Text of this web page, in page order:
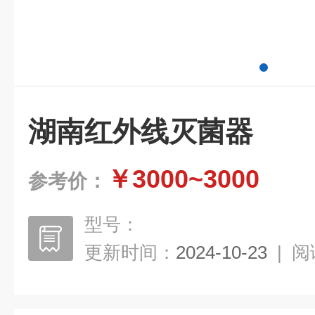
湖南红外线灭菌器
参考价： ￥3000~3000
型号：
更新时间： 2024-10-23 | 阅